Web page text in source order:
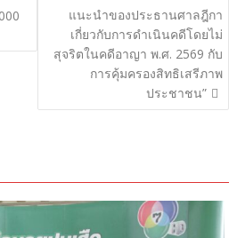
แนะนำของประธานศาลฎีกา
เกี่ยวกับการดำเนินคดีโดยไม่
สุจริตในคดีอาญา พ.ศ. 2569 กับ
การคุ้มครองสิทธิเสรีภาพ
ประชาชน”